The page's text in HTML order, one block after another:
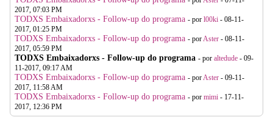
2017, 07:03 PM
TODXS Embaixadorxs - Follow-up do programa - por l00ki - 08-11-
2017, 01:25 PM
TODXS Embaixadorxs - Follow-up do programa - porAster - 08-11-
2017, 05:59 PM
TODXS Embaixadorxs - Follow-up do programa - por altedude - 09-
11-2017, 09:17 AM
TODXS Embaixadorxs - Follow-up do programa - porAster - 09-11-
2017, 11:58 AM
TODXS Embaixadorxs - Follow-up do programa - por mimi - 17-11-
2017, 12:36 PM